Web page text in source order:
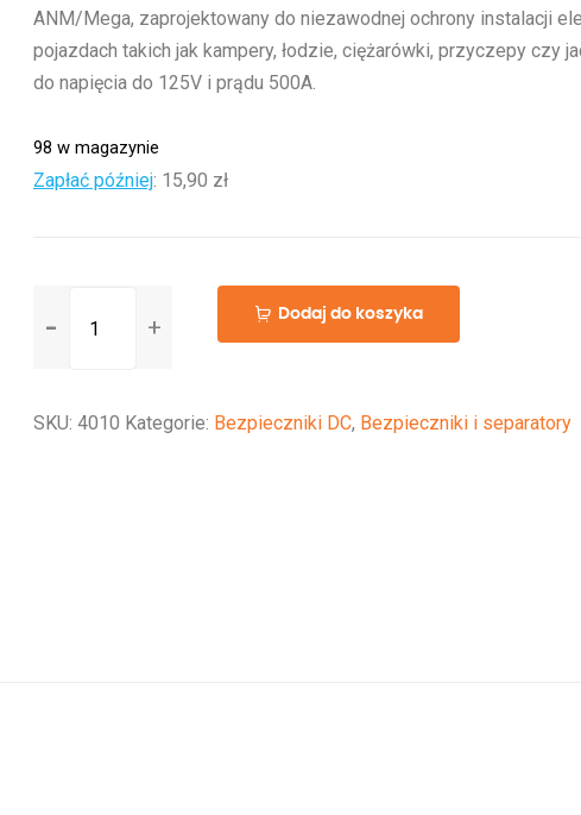
ANM/Mega, zaprojektowany do niezawodnej ochrony instalacji
pojazdach takich jak kampery, łodzie, ciężarówki, przyczepy czy
do napięcia do 125V i prądu 500A.
98 w magazynie
Zapłać później: 15,90 zł
Bezpiecznik
fuse
Dodaj do koszyka
SKU: 4010 Kategorie: Bezpieczniki DC, Bezpieczniki i separatory